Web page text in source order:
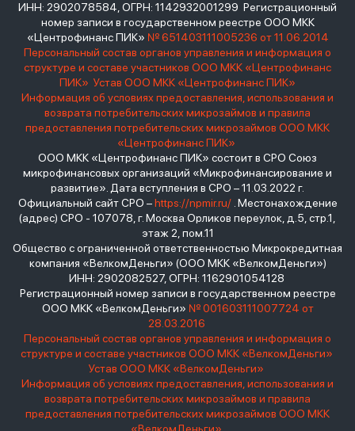
ИНН: 2902078584, ОГРН: 1142932001299 Регистрационный
номер записи в государственном реестре ООО МКК
«Центрофинанс ПИК» № 651403111005236 от 11.06.2014
Персональный состав органов управления и информация о
структуре и составе участников ООО МКК «Центрофинанс
ПИК» Устав ООО МКК «Центрофинанс ПИК»
Информация об условиях предоставления, использования и
возврата потребительских микрозаймов и правила
предоставления потребительских микрозаймов ООО МКК
«Центрофинанс ПИК»
ООО МКК «Центрофинанс ПИК» состоит в СРО Союз
микрофинансовых организаций «Микрофинансирование и
развитие». Дата вступления в СРО – 11.03.2022 г.
Официальный сайт СРО –https://npmir.ru/. Местонахождение
(адрес) СРО - 107078, г. Москва Орликов переулок, д.5, стр.1,
этаж 2, пом.11
Общество с ограниченной ответственностью Микрокредитная
компания «ВелкомДеньги» (ООО МКК «ВелкомДеньги»)
ИНН: 2902082527, ОГРН: 1162901054128
Регистрационный номер записи в государственном реестре
ООО МКК «ВелкомДеньги» № 001603111007724 от
28.03.2016
Персональный состав органов управления и информация о
структуре и составе участников ООО МКК «ВелкомДеньги»
Устав ООО МКК «ВелкомДеньги»
Информация об условиях предоставления, использования и
возврата потребительских микрозаймов и правила
предоставления потребительских микрозаймов ООО МКК